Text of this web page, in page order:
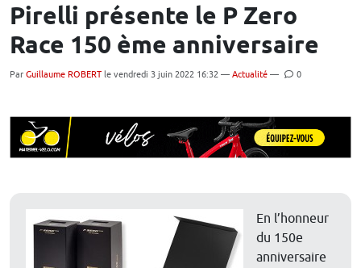
Pirelli présente le P Zero
Race 150 ème anniversaire
Par Guillaume ROBERT le vendredi 3 juin 2022 16:32 — Actualité — 0
En l’honneur
du 150e
anniversaire